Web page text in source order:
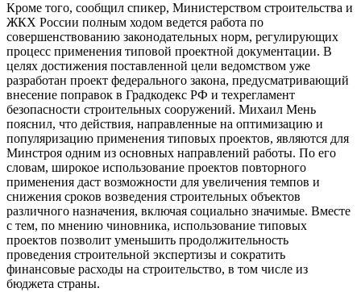
Кроме того, сообщил спикер, Министерством строительства и
ЖКХ России полным ходом ведется работа по
совершенствованию законодательных норм, регулирующих
процесс применения типовой проектной документации. В
целях достижения поставленной цели ведомством уже
разработан проект федерального закона, предусматривающий
внесение поправок в Градкодекс РФ и техрегламент
безопасности строительных сооружений. Михаил Мень
пояснил, что действия, направленные на оптимизацию и
популяризацию применения типовых проектов, являются для
Минстроя одним из основных направлений работы. По его
словам, широкое использование проектов повторного
применения даст возможности для увеличения темпов и
снижения сроков возведения строительных объектов
различного назначения, включая социально значимые. Вместе
с тем, по мнению чиновника, использование типовых
проектов позволит уменьшить продолжительность
проведения строительной экспертизы и сократить
финансовые расходы на строительство, в том числе из
бюджета страны.